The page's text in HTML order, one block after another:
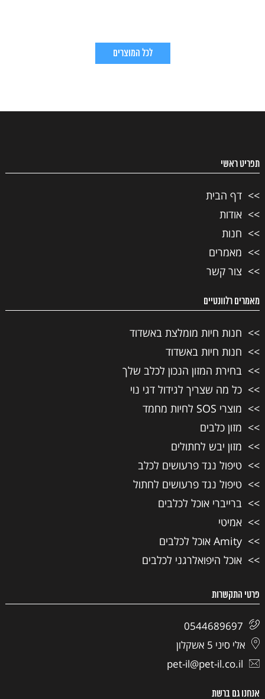
לכל המוצרים
תפריט ראשי
דף הבית
אודות
חנות
מאמרים
צור קשר
מאמרים רלוונטיים
חנות חיות מומלצת באשדוד
חנות חיות באשדוד
בחירת המזון הנכון לכלב שלך
כל מה שצריך לגידול דגי נוי
מוצרי SOS לחיות מחמד
מזון כלבים
מזון יבש לחתולים
טיפול נגד פרעושים לכלב
טיפול נגד פרעושים לחתול
ברייברי אוכל לכלבים
אמיטי
Amity אוכל לכלבים
אוכל היפואלרגני לכלבים
פרטי התקשרות
0544689697
אלי סיני 5 אשקלון
pet-il@pet-il.co.il
אנחנו גם ברשת